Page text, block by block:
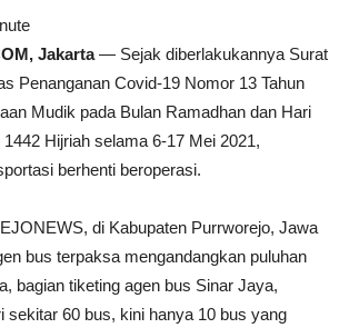
Jakarta— Sejak diberlakukannya Surat
Penanganan Covid-19 Nomor 13 Tahun
Mudik pada Bulan Ramadhan dan Hari
Hijriah selama 6-17 Mei 2021,
berhenti beroperasi.
di Kabupaten Purrworejo, Jawa
bus terpaksa mengandangkan puluhan
bagian tiketing agen bus Sinar Jaya,
sekitar 60 bus, kini hanya 10 bus yang